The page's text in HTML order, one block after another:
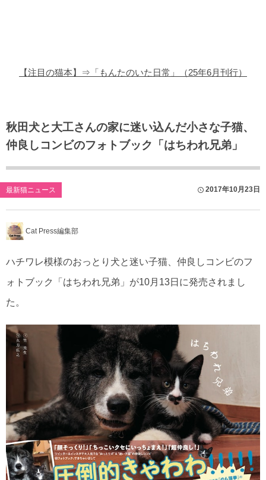
【注目の猫本】⇒「もんたのいた日常」（25年6月刊行）
秋田犬と大工さんの家に迷い込んだ小さな子猫、
仲良しコンビのフォトブック「はちわれ兄弟」
最新猫ニュース 2017年10月23日
Cat Press編集部
ハチワレ模様のおっとり犬と迷い子猫、仲良しコンビのフ
ォトブック「はちわれ兄弟」が10月13日に発売されまし
た。
猫のゲーム・アプリ
猫のフリー写真素材